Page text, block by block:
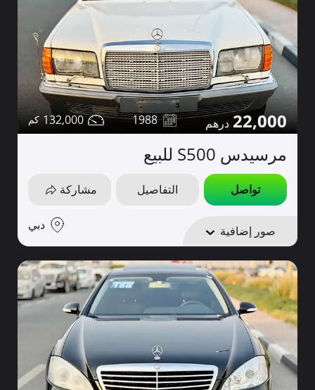
22,000
1988
132,000
مرسيدس S500 للبيع
تواصل التفاصيل مشاركة
صور إضافية دبي